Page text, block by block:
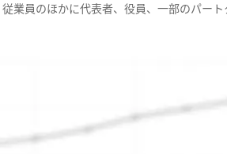
のエンパワーメントに取り組む
グサービス「Findy Freelance」の運
Global」の運営
業員のほかに代表者、役員、一部のパー